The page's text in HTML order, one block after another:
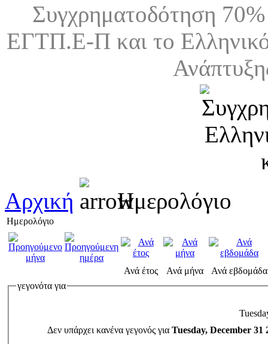
Συγχρηματοδότηση
ΕΓΤΠ.Ε-Π και το
Αρχική Ημερολόγιο
Ημερολόγιο
Ανά έτος Ανά μήνα
Ανά εβδομάδα
γεγονότα για
Δεν υπάρχει κανένα γεγονός για Tuesday, December 31